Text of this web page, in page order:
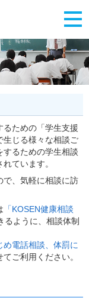
ための「学生支援
生じる様々な相談ご
するための学生相談
ています。
で、気軽に相談に訪
「KOSEN健康相談
るように、相談体制
め電話相談、体罰に
ご利用ください。